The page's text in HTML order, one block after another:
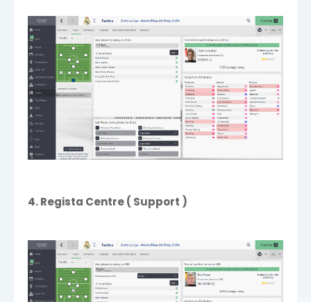
4. Regista Centre ( Support )